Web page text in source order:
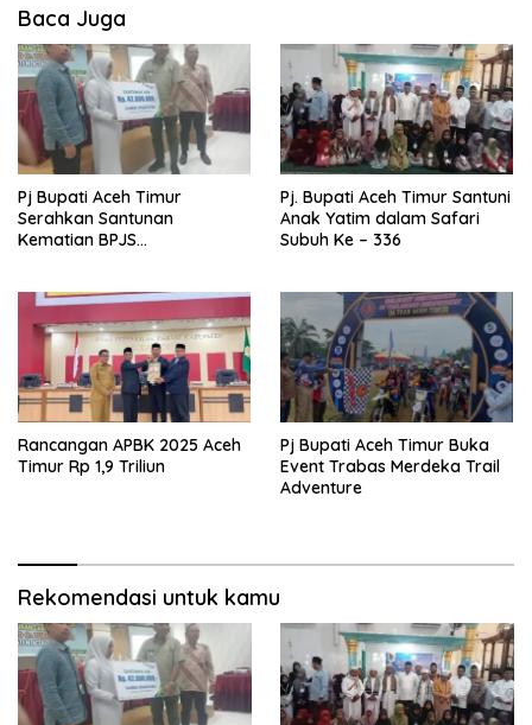
Baca Juga
Pj Bupati Aceh Timur
Serahkan Santunan
Kematian BPJS
Pj. Bupati Aceh Timur Santuni
Anak Yatim dalam Safari
Subuh Ke – 336
Rancangan APBK 2025 Aceh
Timur Rp 1,9 Triliun
Pj Bupati Aceh Timur Buka
Event Trabas Merdeka Trail
Adventure
Rekomendasi untuk kamu